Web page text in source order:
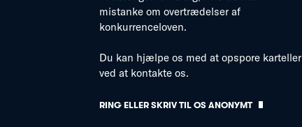
mistanke om overtrædelser af
konkurrenceloven.
Du kan hjælpe os med at opspore karteller
ved at kontakte os.
RING ELLER SKRIV TIL OS ANONYMT